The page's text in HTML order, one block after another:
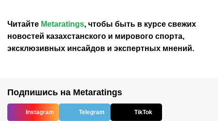
Читайте Metaratings, чтобы быть в курсе свежих
новостей казахстанского и мирового спорта,
эксклюзивных инсайдов и экспертных мнений.
Подпишись на Metaratings
Instagram Telegram TikTok